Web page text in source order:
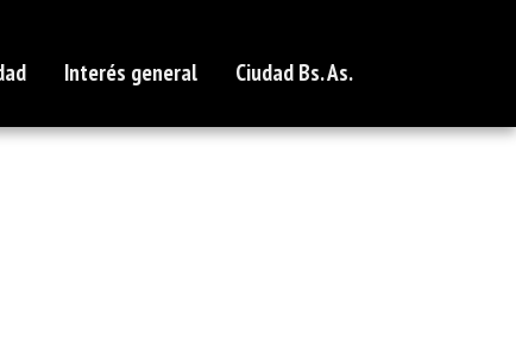
Interés general Ciudad Bs. As.